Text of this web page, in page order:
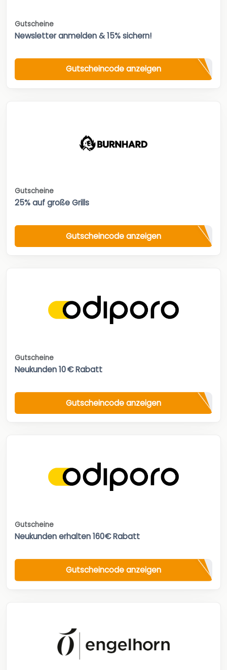
Gutscheine
Newsletter anmelden & 15% sichern!
Gutscheincode anzeigen
Gutscheine
25% auf große Grills
Gutscheincode anzeigen
Gutscheine
Neukunden 10 € Rabatt
Gutscheincode anzeigen
Gutscheine
Neukunden erhalten 160€ Rabatt
Gutscheincode anzeigen